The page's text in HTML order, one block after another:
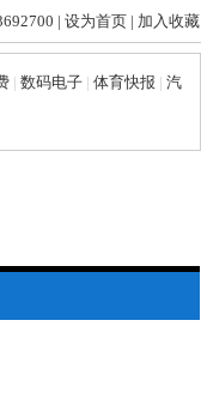
| 设为首页 | 加入收藏
| 数码电子 | 体育快报 | 汽